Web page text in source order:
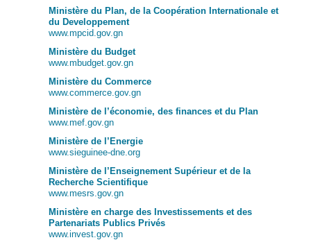
Ministère du Plan, de la Coopération Internationale et
du Developpement
www.mpcid.gov.gn
Ministère du Budget
www.mbudget.gov.gn
Ministère du Commerce
www.commerce.gov.gn
Ministère de l’économie, des finances et du Plan
www.mef.gov.gn
Ministère de l’Energie
www.sieguinee-dne.org
Ministère de l’Enseignement Supérieur et de la
Recherche Scientifique
www.mesrs.gov.gn
Ministère en charge des Investissements et des
Partenariats Publics Privés
www.invest.gov.gn